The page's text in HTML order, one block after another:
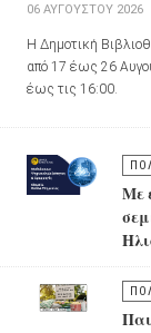
06 ΑΥΓΟΎΣΤΟΥ 2026
Η Δημοτική
από 17 έως 26
έως τις 16:00.
Με